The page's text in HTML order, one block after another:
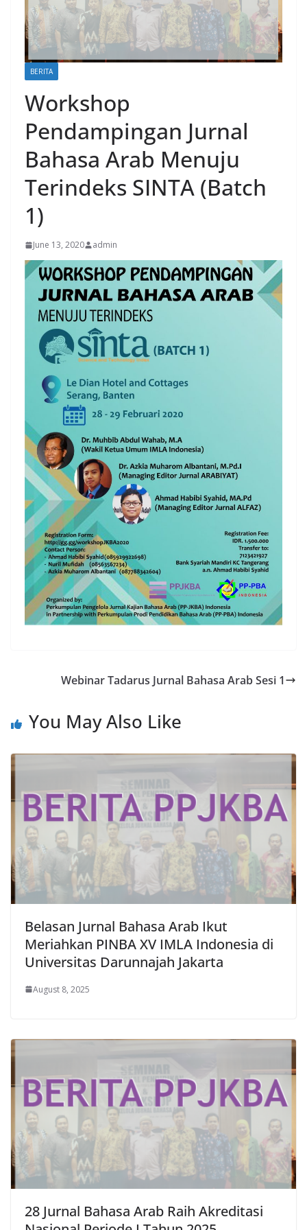
BERITA
Workshop
Pendampingan Jurnal
Bahasa Arab Menuju
Terindeks SINTA (Batch
1)
June 13, 2020 admin
Webinar Tadarus Jurnal Bahasa Arab Sesi 1
You May Also Like
Belasan Jurnal Bahasa Arab Ikut
Meriahkan PINBA XV IMLA Indonesia di
Universitas Darunnajah Jakarta
August 8, 2025
28 Jurnal Bahasa Arab Raih Akreditasi